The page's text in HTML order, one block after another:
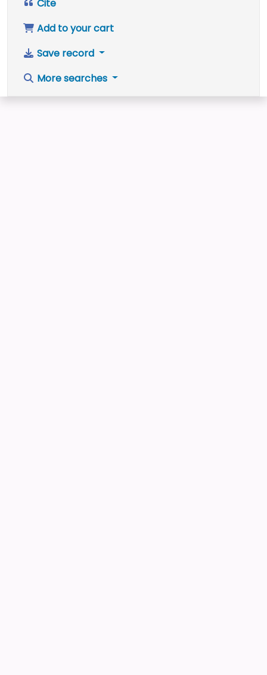
Cite
Add to your cart
Save record
More searches